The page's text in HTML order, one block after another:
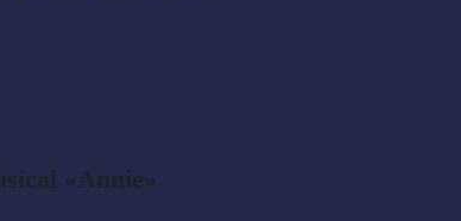
«Annie»